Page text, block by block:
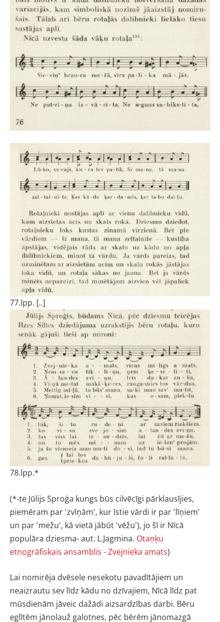
77.lpp. [..]
78.lpp.*
(*-te Jūlijs Sproģa kungs būs cilvēcīgi pārklausījies,
piemēram par 'zvīņām', kur īstie vārdi ir par 'līņiem'
un par 'mežu', kā vietā jābūt 'vēžu'), jo šī ir Nīcā
populāra dziesma- aut. L.Jagmina. Otaņķu
etnogrāfiskais ansamblis - Zvejnieka amats)
Lai nomirēja dvēsele nesekotu pavadītājiem un
neaizrautu sev līdz kādu no dzīvajiem, Nīcā līdz pat
mūsdienām jāveic dažādi aizsardzības darbi. Bēru
eglītēm jānolauž galotnes, pēc bērēm jānomazgā